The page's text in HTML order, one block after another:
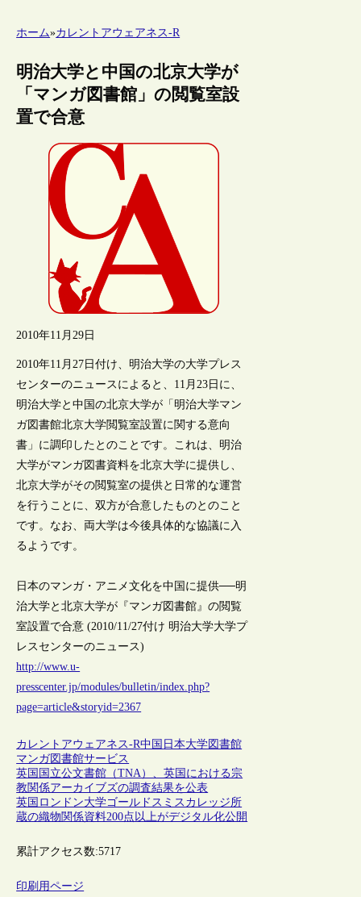
ホーム»カレントアウェアネス-R
明治大学と中国の北京大学が
「マンガ図書館」の閲覧室設
置で合意
2010年11月29日
2010年11月27日付け、明治大学の大学プレス
センターのニュースによると、11月23日に、
明治大学と中国の北京大学が「明治大学マン
ガ図書館北京大学閲覧室設置に関する意向
書」に調印したとのことです。これは、明治
大学がマンガ図書資料を北京大学に提供し、
北京大学がその閲覧室の提供と日常的な運営
を行うことに、双方が合意したものとのこと
です。なお、両大学は今後具体的な協議に入
るようです。
日本のマンガ・アニメ文化を中国に提供──明
治大学と北京大学が『マンガ図書館』の閲覧
室設置で合意 (2010/11/27付け 明治大学大学プ
レスセンターのニュース)
http://www.u-
presscenter.jp/modules/bulletin/index.php?
page=article&storyid=2367
カレントアウェアネス-R中国 日本大学図書館
マンガ図書館サービス
英国国立公文書館（TNA）、英国における宗
教関係アーカイブズの調査結果を公表
英国ロンドン大学ゴールドスミスカレッジ所
蔵の織物関係資料200点以上がデジタル化公開
累計アクセス数:5717
印刷用ページ